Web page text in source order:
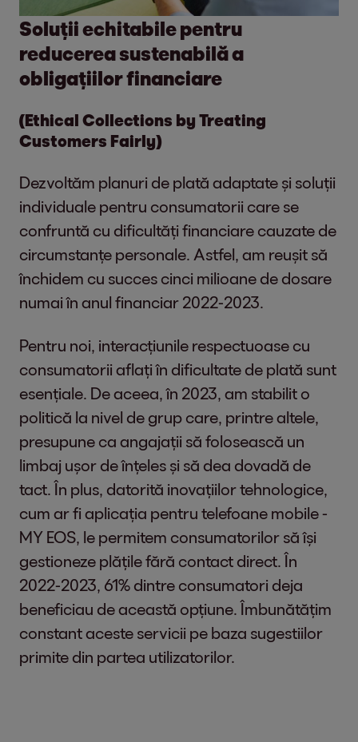
Soluții echitabile pentru
reducerea sustenabilă a
obligațiilor financiare
(Ethical Collections by Treating
Customers Fairly)
Dezvoltăm planuri de plată adaptate și soluții
individuale pentru consumatorii care se
confruntă cu dificultăți financiare cauzate de
circumstanțe personale. Astfel, am reușit să
închidem cu succes cinci milioane de dosare
numai în anul financiar 2022-2023.
Pentru noi, interacțiunile respectuoase cu
consumatorii aflați în dificultate de plată sunt
esențiale. De aceea, în 2023, am stabilit o
politică la nivel de grup care, printre altele,
presupune ca angajații să folosească un
limbaj ușor de înțeles și să dea dovadă de
tact. În plus, datorită inovațiilor tehnologice,
cum ar fi aplicația pentru telefoane mobile -
MY EOS, le permitem consumatorilor să își
gestioneze plățile fără contact direct. În
2022-2023, 61% dintre consumatori deja
beneficiau de această opțiune. Îmbunătățim
constant aceste servicii pe baza sugestiilor
primite din partea utilizatorilor.